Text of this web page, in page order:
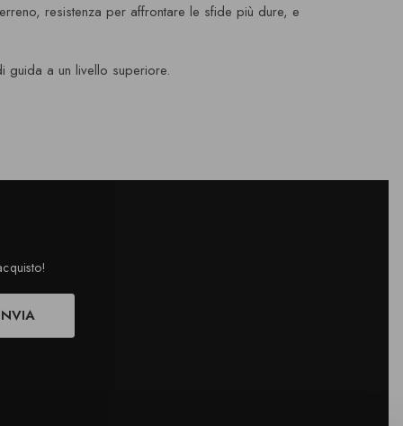
resistenza per affrontare le sfide più dure, e
guida a un livello superiore.